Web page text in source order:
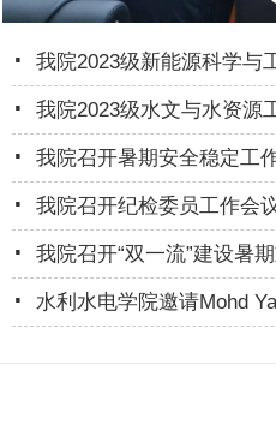
. 我院2023级新能源科学与
. 我院2023级水文与水资源
. 我院召开暑期安全稳定工
. 我院召开纪检委员工作会
. 我院召开“双一流”建设暑
. 水利水电学院邀请Mohd